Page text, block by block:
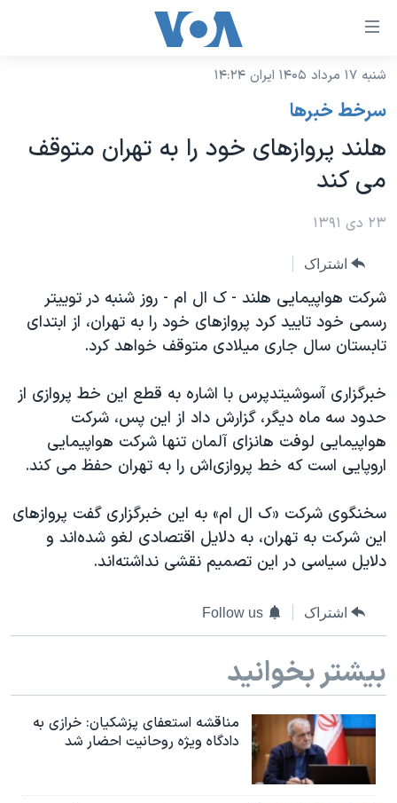
لینکهای
دسترسی
جهش
محتوای
اصلی
به
اصلی
جهش
به
جستجو
نسخه سبک وب‌سایت
موضوع ها
ایران
آمریکا
جهان
گزیده‌ها
ویژه برنامه‌ها
ویدیوها
فرهنگ و زندگی
حقوق شهروندی
اقتصادی
علم و فناوری
اسرائیل در جنگ
گالری عکس
آرشیو پخش زنده
برنامه های تلویزیونی
جدول برنامه ها
صفحه‌های ویژه
عملیات خشم حماسی
۲۵۰سالگی آمریکا
بایگانی برنامه‌های تلویزیونی
مستندها
انتخابات ریاست جمهوری آمریکا ۲۰۲۴
حمله جمهوری اسلامی به اسرائیل
رمز مهسا
ورزش زنان در ایران
اعتراضات زن، زندگی، آزادی
مجموعه مستندهای دادخواهی
تریبونال مردمی آبان ۹۸
دادگاه حمید نوری
قانون شفافیت دارائی کادر رهبری ایران
اعتراضات مردمی آبان ۹۸
فرکانس‌های صدای آمریکا
پخش رادیویی
دنبال کنید
زبانهای مختلف
شنبه ۱۷ مرداد ۱۴۰۵ ایران ۱۴:۲۴
سرخط خبرها
هلند پروازهای خود را به تهران متوقف
می کند
۲۳ دی ۱۳۹۱
اشتراک
شرکت هواپيمايی هلند - ک ال ام -‌ روز شنبه در توييتر
رسمی خود تاييد کرد پروازهای خود را به تهران، از ابتدای
تابستان سال جاری ميلادی متوقف خواهد کرد.
خبرگزاری آسوشيتدپرس با اشاره به قطع اين خط پروازی از
حدود سه ماه ديگر، گزارش داد از اين پس، شرکت
هواپيمايی لوفت هانزای آلمان تنها شرکت هواپيمايی
اروپايی است که خط پروازی‌اش را به تهران حفظ می کند.
سخنگوی شرکت «ک ال ام» به اين خبرگزاری گفت پروازهای
اين شرکت به تهران،‌ به دلايل اقتصادی لغو شده‌اند و
دلايل سياسی در اين تصميم نقشی نداشته‌اند.
اشتراک Follow us
بیشتر بخوانید
مناقشه استعفای پزشکیان: خرازی به
دادگاه ویژه روحانیت احضار شد